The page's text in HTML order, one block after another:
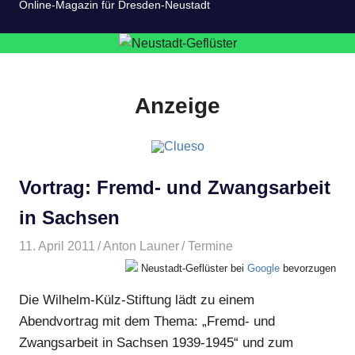
Online-Magazin für Dresden-Neustadt
Anzeige
Vortrag: Fremd- und Zwangsarbeit
in Sachsen
11. April 2011 Anton Launer Termine
Neustadt-Geflüster bei Google bevorzugen
Die Wilhelm-Külz-Stiftung lädt zu einem
Abendvortrag mit dem Thema: „Fremd- und
Zwangsarbeit in Sachsen 1939-1945“ und zum